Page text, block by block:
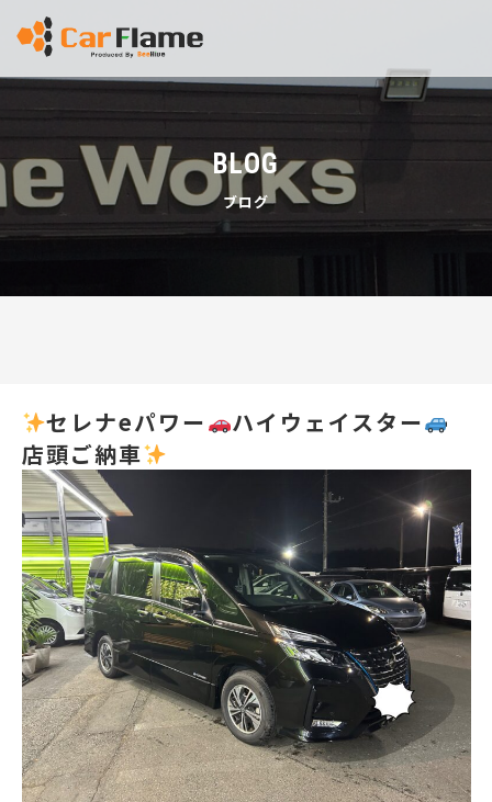
BLOG
ブログ
セレナeパワー
ハイウェイスター
店頭ご納車